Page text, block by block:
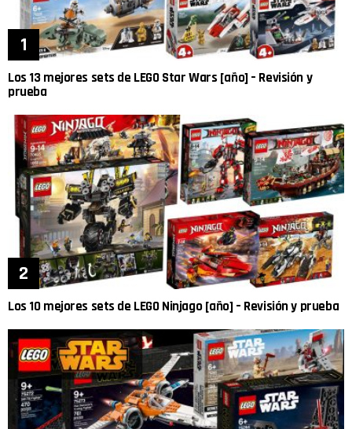
Los 13 mejores sets de LEGO Star Wars [año] – Revisión y
prueba
Los 10 mejores sets de LEGO Ninjago [año] – Revisión y prueba